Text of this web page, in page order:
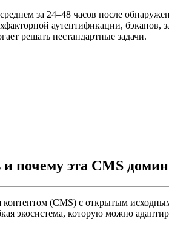
за 24–48 часов после
аутентификации, бэкапов,
решать нестандартные задачи.
почему эта CMS
(CMS) с открытым
экосистема, которую можно